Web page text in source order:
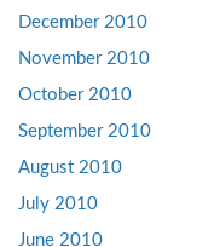
December 2010
November 2010
October 2010
September 2010
August 2010
July 2010
June 2010